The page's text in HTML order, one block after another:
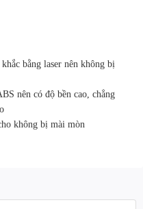
bằng laser nên không bị
nên có độ bền cao, chẳng
không bị mài mòn